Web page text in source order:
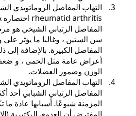
المفاصل الرثياني الشيخي هو
سن الستين ، وغالبا ما يؤثر
المفاصل الكبيرة. بالإضافة إلى
أعراض عامة مثل الحمى ، و
الوزن وضمور العضلات.
التهاب المفاصل الروماتويدي
المفاصل الرثياني الشبابي أحد
المزمنة شيوعًا. أسبابها عادة